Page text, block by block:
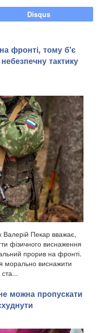
Disqus
фронті, тому б'є
тактику
Валерій Пекар вважає,
фізичного виснаження
прорив на фронті.
морально виснажити
можна пропускати